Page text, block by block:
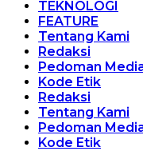
TEKNOLOGI
FEATURE
Tentang Kami
Redaksi
Pedoman
Kode Etik
Redaksi
Tentang Kami
Pedoman
Kode Etik